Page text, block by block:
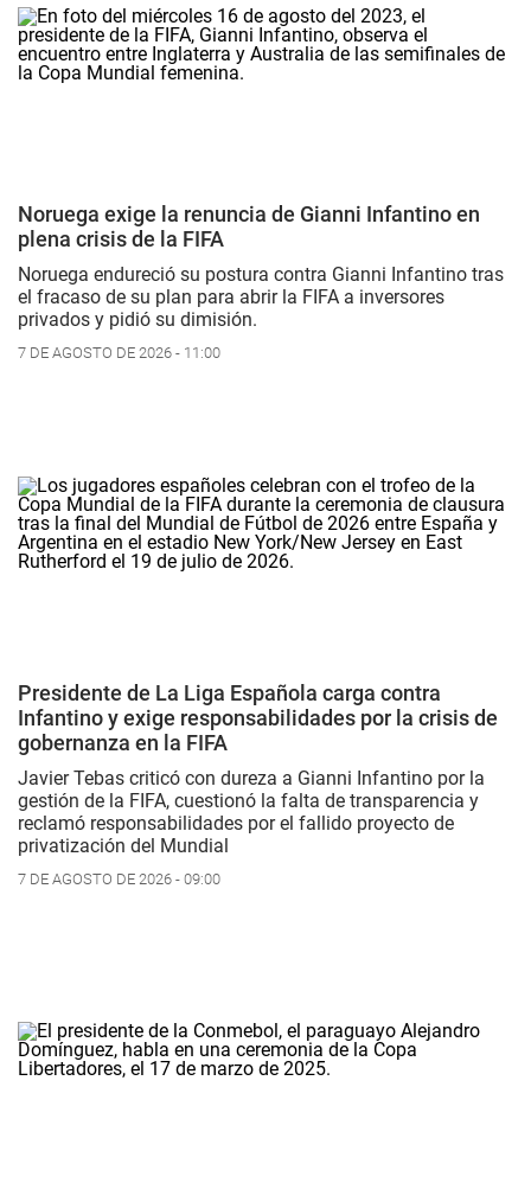
Noruega exige la renuncia de Gianni Infantino en
plena crisis de la FIFA
Noruega endureció su postura contra Gianni Infantino tras
el fracaso de su plan para abrir la FIFA a inversores
privados y pidió su dimisión.
7 DE AGOSTO DE 2026 - 11:00
Presidente de La Liga Española carga contra
Infantino y exige responsabilidades por la crisis de
gobernanza en la FIFA
Javier Tebas criticó con dureza a Gianni Infantino por la
gestión de la FIFA, cuestionó la falta de transparencia y
reclamó responsabilidades por el fallido proyecto de
privatización del Mundial
7 DE AGOSTO DE 2026 - 09:00